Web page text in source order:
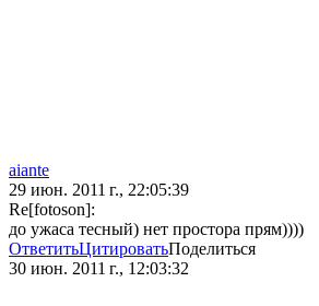
aiante
29 июн. 2011 г., 22:05:39
Re[fotoson]:
до ужаса тесный) нет простора прям))))
ОтветитьЦитироватьПоделиться
30 июн. 2011 г., 12:03:32